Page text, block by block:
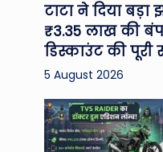
टाटा ने दिया बड़ा
₹3.35 लाख की
डिस्काउंट की पूरी
5 August 2026